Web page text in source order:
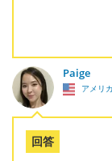
Paige
アメリ
回答